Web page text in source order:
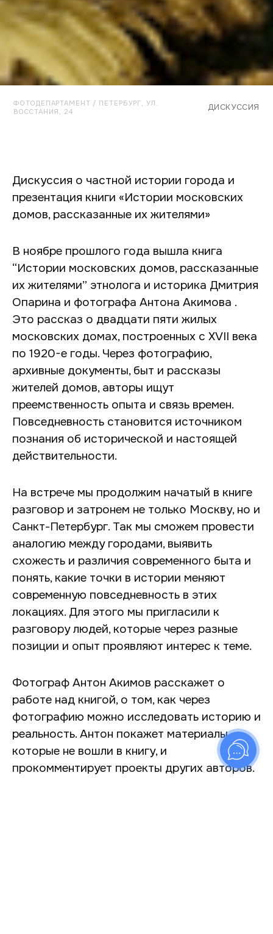
ФОТОДЕПАРТАМЕНТ / ПЕТЕРБУРГ, УЛ.
ВОССТАНИЯ, 24
ДИСКУССИЯ
Дискуссия о частной истории города и
презентация книги «Истории московских
домов, рассказанные их жителями»
В ноябре прошлого года вышла книга
“Истории московских домов, рассказанные
их жителями” этнолога и историка Дмитрия
Опарина и фотографа Антона Акимова .
Это рассказ о двадцати пяти жилых
московских домах, построенных с XVII века
по 1920-е годы. Через фотографию,
архивные документы, быт и рассказы
жителей домов, авторы ищут
преемственность опыта и связь времен.
Повседневность становится источником
познания об исторической и настоящей
действительности.
На встрече мы продолжим начатый в книге
разговор и затронем не только Москву, но и
Санкт-Петербург. Так мы сможем провести
аналогию между городами, выявить
схожесть и различия современного быта и
понять, какие точки в истории меняют
современную повседневность в этих
локациях. Для этого мы пригласили к
разговору людей, которые через разные
позиции и опыт проявляют интерес к теме.
Фотограф Антон Акимов расскажет о
работе над книгой, о том, как через
фотографию можно исследовать историю и
реальность. Антон покажет материалы,
которые не вошли в книгу, и
прокомментирует проекты других авторов.